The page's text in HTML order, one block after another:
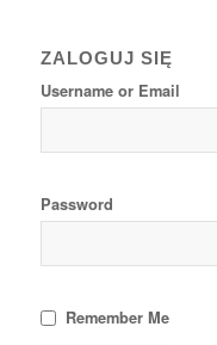
ZALOGUJ SIĘ
Username or Email
Password
Remember Me